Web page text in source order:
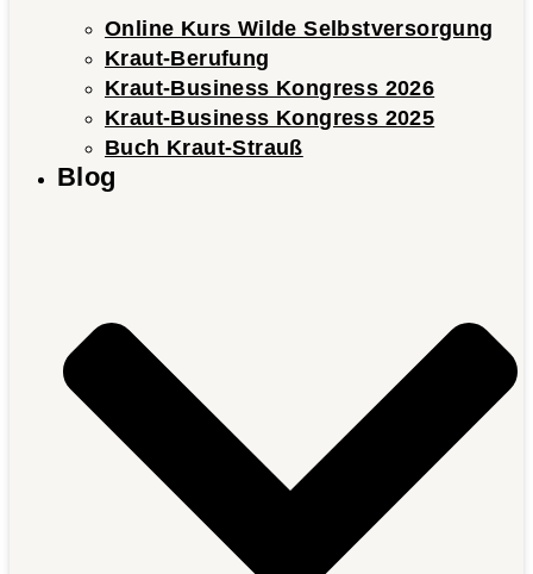
Online Kurs Wilde Selbstversorgung
Kraut-Berufung
Kraut-Business Kongress 2026
Kraut-Business Kongress 2025
Buch Kraut-Strauß
Blog